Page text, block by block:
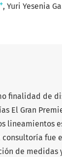
+ Yuri Yesenia
finalidad de
El Gran
lineamientos
consultoría
de medidas